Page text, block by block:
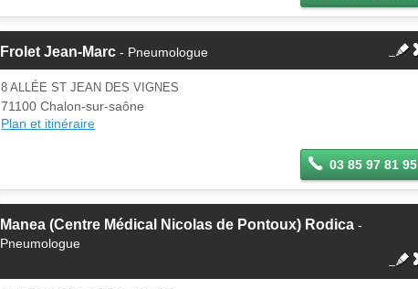
Frolet Jean-Marc - Pneumologue
8 ALLÉE ST JEAN DES VIGNES
71100 Chalon-sur-saône
Plan et itinéraire
03 85 97 81 95
Manea (Centre Médical Nicolas de Pontoux) Rodica -
Pneumologue